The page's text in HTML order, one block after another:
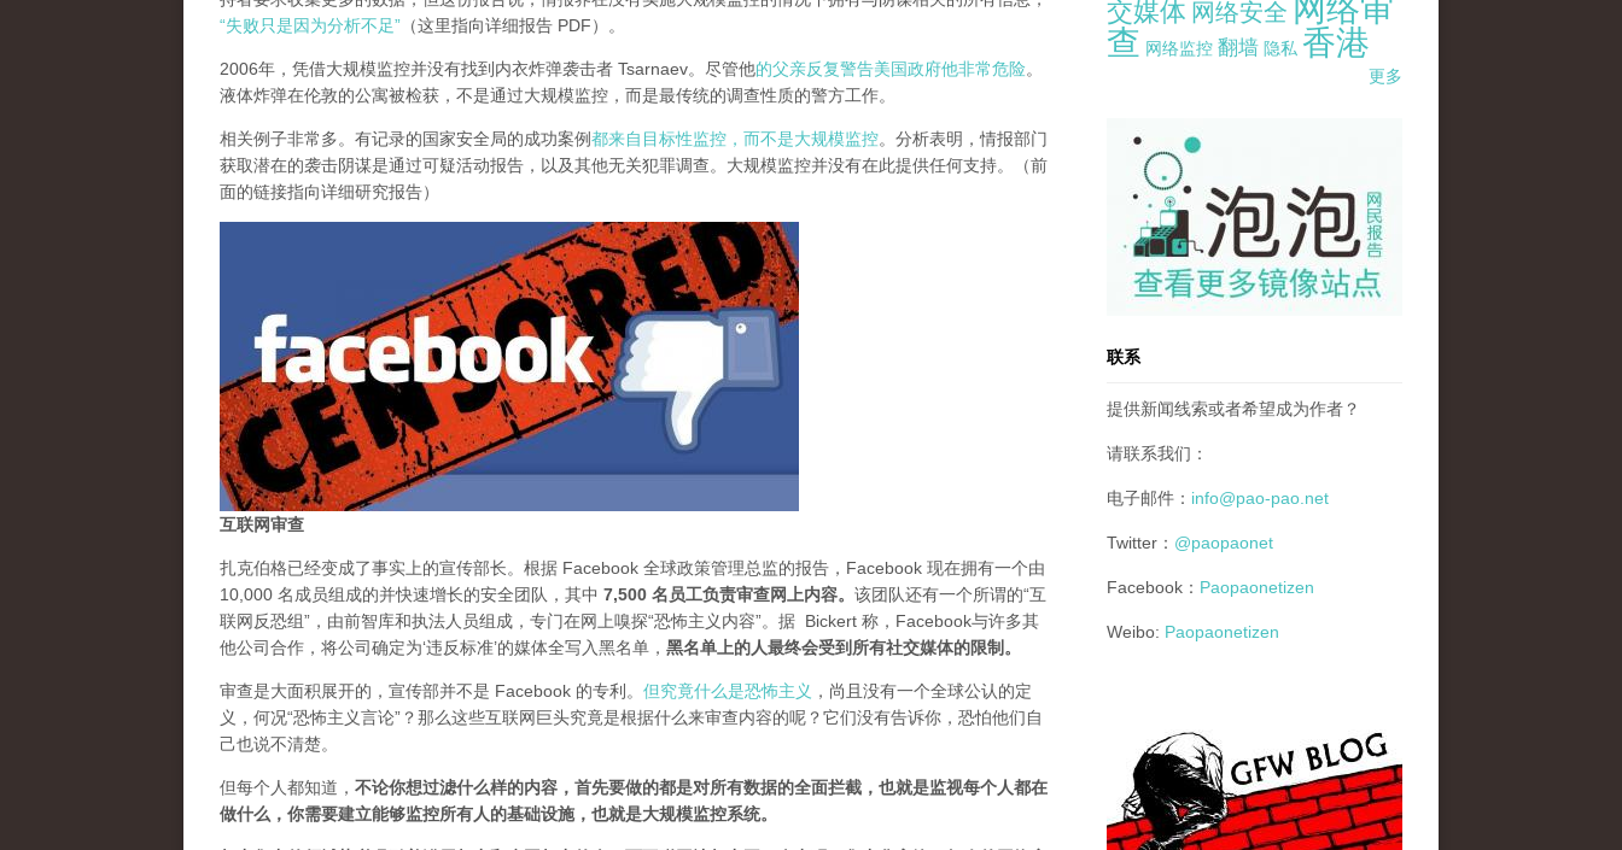
“失败只是因为分析不足” （这里指向详细报告 PDF）。
2006年，凭借大规模监控并没有找到内衣炸弹袭击者 Tsarnaev。尽管他的父亲反复警告美国政府他非常危险。
液体炸弹在伦敦的公寓被检获，不是通过大规模监控，而是最传统的调查性质的警方工作。
相关例子非常多。有记录的国家安全局的成功案例都来自目标性监控，而不是大规模监控。分析表明，情报部门
获取潜在的袭击阴谋是通过可疑活动报告，以及其他无关犯罪调查。大规模监控并没有在此提供任何支持。（前
面的链接指向详细研究报告）
互联网审查
扎克伯格已经变成了事实上的宣传部长。根据 Facebook 全球政策管理总监的报告，Facebook 现在拥有一个由
10,000 名成员组成的并快速增长的安全团队，其中 7,500 名员工负责审查网上内容。 该团队还有一个所谓的“互
联网反恐组”，由前智库和执法人员组成，专门在网上嗅探“恐怖主义内容”。据 Bickert 称，Facebook与许多其
他公司合作，将公司确定为‘违反标准’的媒体全写入黑名单， 黑名单上的人最终会受到所有社交媒体的限制。
审查是大面积展开的，宣传部并不是 Facebook 的专利。 但究竟什么是恐怖主义 ，尚且没有一个全球公认的定
义，何况“恐怖主义言论”？那么这些互联网巨头究竟是根据什么来审查内容的呢？它们没有告诉你，恐怕他们自
己也说不清楚。
但每个人都知道， 不论你想过滤什么样的内容，首先要做的都是对所有数据的全面拦截，也就是监视每个人都在
做什么，你需要建立能够监控所有人的基础设施，也就是大规模监控系统。
交媒体 网络安全 网络审
查 网络监控 翻墙 隐私 香港
更多
pao-pao-banner-mirror-site-120814.jpg
联系
提供新闻线索或者希望成为作者？
请联系我们：
电子邮件： info@pao-pao.net
Twitter： @paopaonet
Facebook： Paopaonetizen
Weibo: Paopaonetizen
gfw_blog_small.jpg